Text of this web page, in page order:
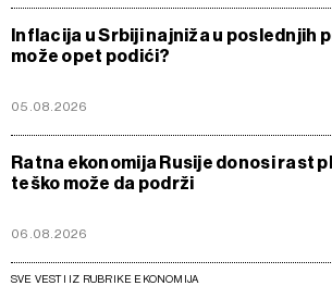
Inflacija u Srbiji najniža u poslednjih
može opet podići?
05.08.2026
Ratna ekonomija Rusije donosi rast
teško može da podrži
06.08.2026
SVE VESTI IZ RUBRIKE EKONOMIJA